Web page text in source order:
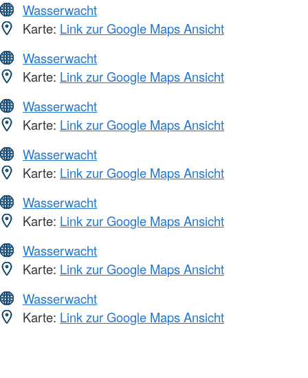
Wasserwacht
Karte: Link zur Google Maps Ansicht
Wasserwacht
Karte: Link zur Google Maps Ansicht
Wasserwacht
Karte: Link zur Google Maps Ansicht
Wasserwacht
Karte: Link zur Google Maps Ansicht
Wasserwacht
Karte: Link zur Google Maps Ansicht
Wasserwacht
Karte: Link zur Google Maps Ansicht
Wasserwacht
Karte: Link zur Google Maps Ansicht